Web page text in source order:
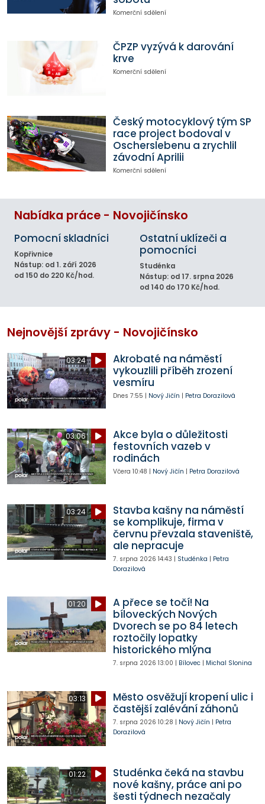
Komerční sdělení
ČPZP vyzývá k darování
krve
Komerční sdělení
Český motocyklový tým SP
race project bodoval v
Oscherslebenu a zrychlil
závodní Aprilii
Komerční sdělení
Nabídka práce - Novojičínsko
Pomocní skladníci
Kopřivnice
Nástup: od 1. září 2026
od 150 do 220 Kč/hod.
Ostatní uklízeči a
pomocníci
Studénka
Nástup: od 17. srpna 2026
od 140 do 170 Kč/hod.
Nejnovější zprávy - Novojičínsko
03:24
Akrobaté na náměstí
vykouzlili příběh zrození
vesmíru
Dnes 7:55 | Nový Jičín | Petra Dorazilová
03:06
Akce byla o důležitosti
festovních vazeb v
rodinách
Včera 10:48 | Nový Jičín | Petra Dorazilová
03:24
Stavba kašny na náměstí
se komplikuje, firma v
červnu převzala staveniště,
ale nepracuje
7. srpna 2026 14:43 | Studénka | Petra
Dorazilová
01:20
A přece se točí! Na
bíloveckých Nových
Dvorech se po 84 letech
roztočily lopatky
historického mlýna
7. srpna 2026 13:00 | Bílovec| Michal Slonina
03:13
Město osvěžují kropení ulic i
častější zalévání záhonů
7. srpna 2026 10:28 | Nový Jičín | Petra
Dorazilová
01:22
Studénka čeká na stavbu
nové kašny, práce ani po
šesti týdnech nezačaly